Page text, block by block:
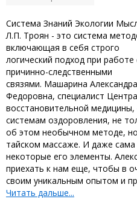
Система Знаний Экологии
Л.П. Троян - это система
включающая в себя строго
логический подход при работе
причинно-следственными
связями. Машарина Александра
Федоровна, специалист Центра
восстановительной
системам оздоровления, не
об этом необычном методе,
тайском массаже. И даже
некоторые его элементы.
приехать к нам еще, чтобы в
своим уникальным опытом и
Читать дальше...